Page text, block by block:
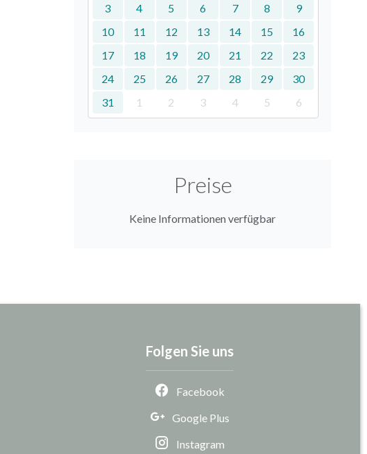
3
4 5 6 7 8
9
10
11 12 13 14 15
16
17
18 19 20 21 22
23
24
25 26 27 28 29
30
31
1 2 3 4 5 6
Preise
Keine Informationen verfügbar
Folgen Sie uns
Facebook
Google Plus
Instagram